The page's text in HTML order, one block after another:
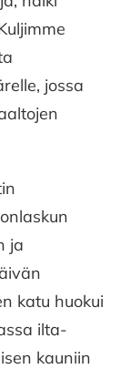
jossa
ja
katu huokui
ilta-
kauniin